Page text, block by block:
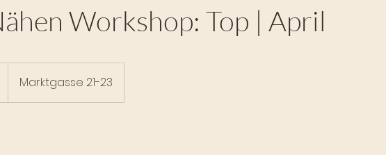
Workshop: Top | April
Marktgasse 21-23